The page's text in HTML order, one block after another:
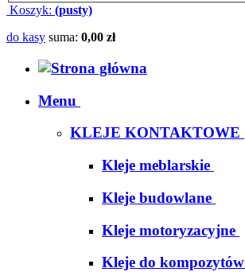
Koszyk: (pusty)
do kasy suma: 0,00 zł
Menu
KLEJE KONTAKTOWE
Kleje meblarskie
Kleje budowlane
Kleje motoryzacyjne
Kleje do kompozytów